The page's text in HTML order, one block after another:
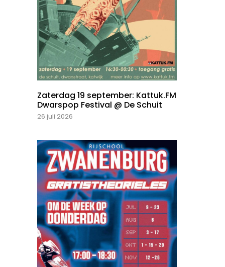
Zaterdag 19 september: Kattuk.FM
Dwarspop Festival @ De Schuit
26 juli 2026